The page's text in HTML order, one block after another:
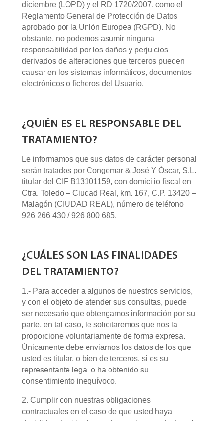
diciembre (LOPD) y el RD 1720/2007, como el
Reglamento General de Protección de Datos
aprobado por la Unión Europea (RGPD). No
obstante, no podemos asumir ninguna
responsabilidad por los daños y perjuicios
derivados de alteraciones que terceros pueden
causar en los sistemas informáticos, documentos
electrónicos o ficheros del Usuario.
¿QUIÉN ES EL RESPONSABLE DEL
TRATAMIENTO?
Le informamos que sus datos de carácter personal
serán tratados por Congemar & José Y Óscar, S.L.
titular del CIF B13101159, con domicilio fiscal en
Ctra. Toledo – Ciudad Real, km. 167, C.P. 13420 –
Malagón (CIUDAD REAL), número de teléfono
926 266 430 / 926 800 685.
¿CUÁLES SON LAS FINALIDADES
DEL TRATAMIENTO?
1.- Para acceder a algunos de nuestros servicios,
y con el objeto de atender sus consultas, puede
ser necesario que obtengamos información por su
parte, en tal caso, le solicitaremos que nos la
proporcione voluntariamente de forma expresa.
Únicamente debe enviarnos los datos de los que
usted es titular, o bien de terceros, si es su
representante legal o ha obtenido su
consentimiento inequívoco.
2. Cumplir con nuestras obligaciones
contractuales en el caso de que usted haya